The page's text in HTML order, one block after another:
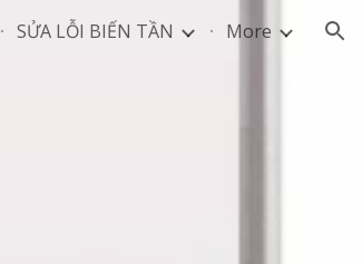
SỬA LỖI BIẾN TẦN More